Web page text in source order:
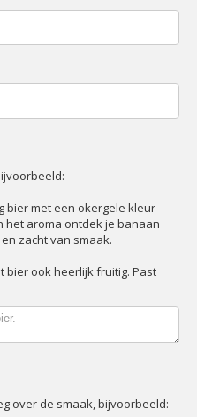
bier met een okergele kleur
het aroma ontdek je banaan
zacht van smaak.
bier ook heerlijk fruitig. Past
over de smaak, bijvoorbeeld: